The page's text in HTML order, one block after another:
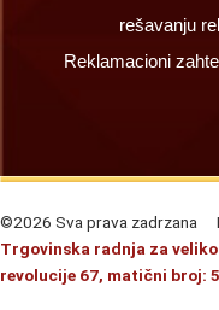
rešavanju
Reklamacioni
©2026 Sva prava zadrzana
Trgovinska radnja za
revolucije 67, matični broj: